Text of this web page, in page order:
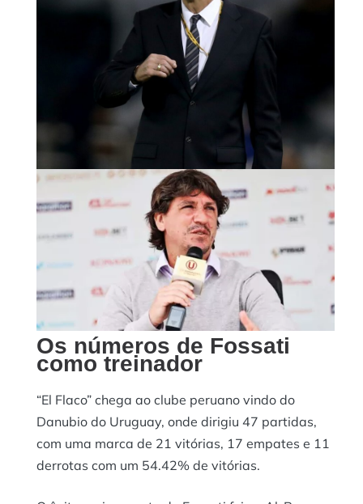
Jorge Fossati dirigindo uma partida
Os números de Fossati
como treinador
“El Flaco” chega ao clube peruano vindo do
Danubio do Uruguay, onde dirigiu 47 partidas,
com uma marca de 21 vitórias, 17 empates e 11
derrotas com um 54.42% de vitórias.